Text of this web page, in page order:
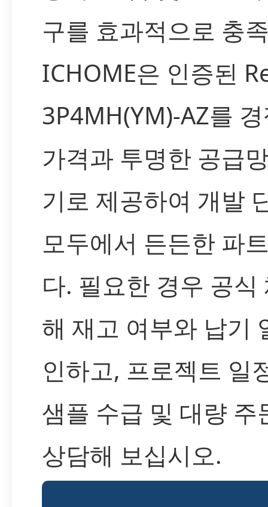
구를 효과적으로 충
ICHOME은 인증된
3P4MH(YM)-AZ를
가격과 투명한 공급
기로 제공하여 개발
모두에서 든든한 파
다. 필요한 경우 공식
해 재고 여부와 납기
인하고, 프로젝트 일
샘플 수급 및 대량 주
상담해 보십시오.